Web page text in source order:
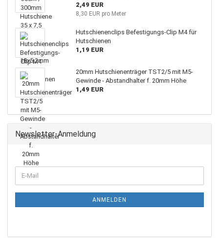
2,49 EUR
8,30 EUR pro Meter
Hutschienenclips Befestigungs-Clip M4 für
Hutschienen
1,19 EUR
20mm Hutschienenträger TST2/5 mit M5-
Gewinde - Abstandhalter f. 20mm Höhe
1,49 EUR
Newsletter-Anmeldung
ANMELDEN